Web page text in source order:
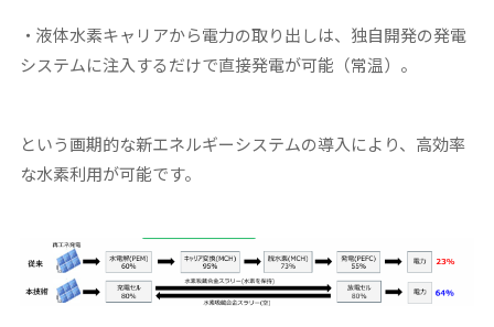
・液体水素キャリアから電力の取り出しは、独自開発の発電
システムに注入するだけで直接発電が可能（常温）。
という画期的な新エネルギーシステムの導入により、高効率
な水素利用が可能です。